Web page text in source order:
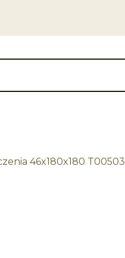
46x180x180 T00503